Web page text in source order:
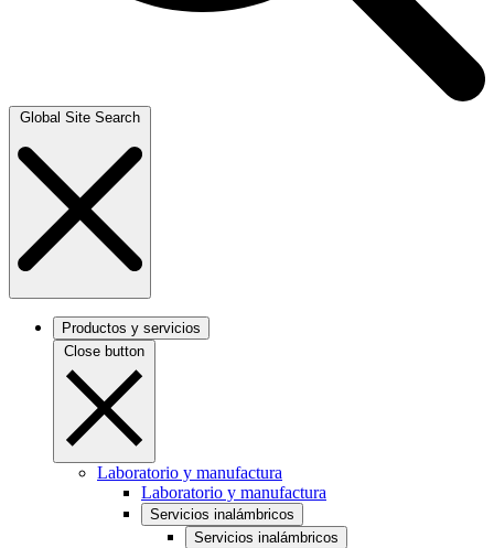
Global Site Search
Productos y servicios
Close button
Laboratorio y manufactura
Laboratorio y manufactura
Servicios inalámbricos
Servicios inalámbricos